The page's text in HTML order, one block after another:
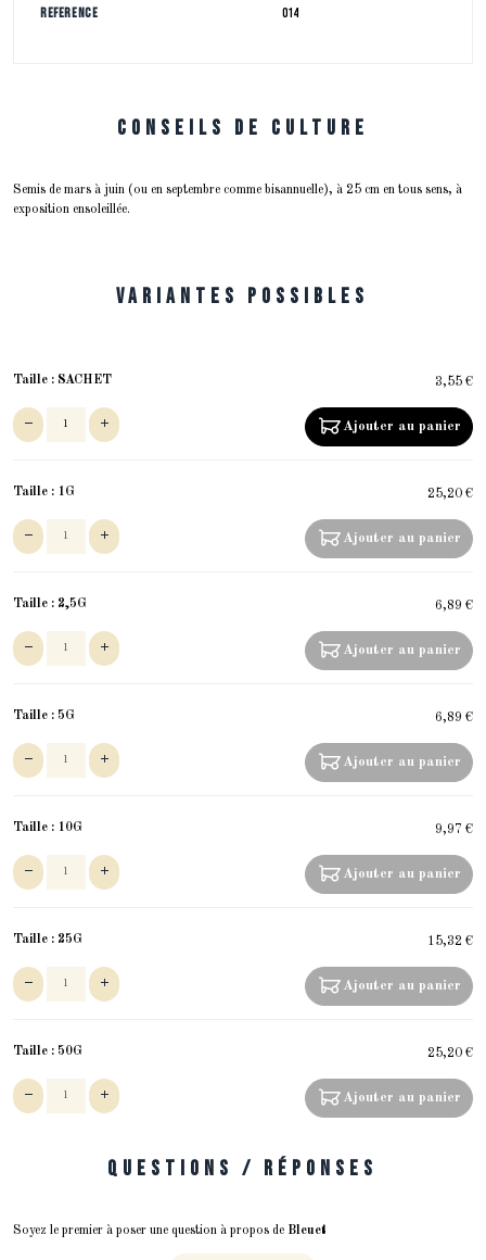
Reference 014
Conseils de culture
Semis de mars à juin (ou en septembre comme bisannuelle), à 25 cm en tous sens, à
exposition ensoleillée.
Variantes possibles
Taille : SACHET 3,55 €
Ajouter au panier
Taille : 1G 25,20 €
Ajouter au panier
Taille : 2,5G 6,89 €
Ajouter au panier
Taille : 5G 6,89 €
Ajouter au panier
Taille : 10G 9,97 €
Ajouter au panier
Taille : 25G 15,32 €
Ajouter au panier
Taille : 50G 25,20 €
Ajouter au panier
Questions / Réponses
Soyez le premier à poser une question à propos de Bleuet